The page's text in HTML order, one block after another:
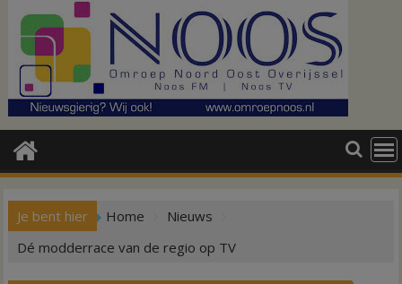
Je bent hier Home
Nieuws
Dé modderrace van de regio op TV